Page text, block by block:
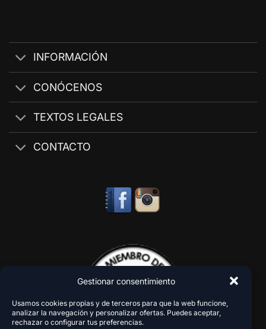
Gestionar consentimiento
Usamos cookies propias y de terceros para que la web funcione,
analizar la navegación y personalizar ofertas. Puedes aceptar,
rechazar o configurar tus preferencias.
INFORMACIÓN
CONÓCENOS
TEXTOS LEGALES
CONTACTO